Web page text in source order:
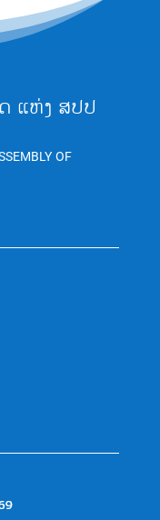
ແຫ່ງ ສປປ
OF